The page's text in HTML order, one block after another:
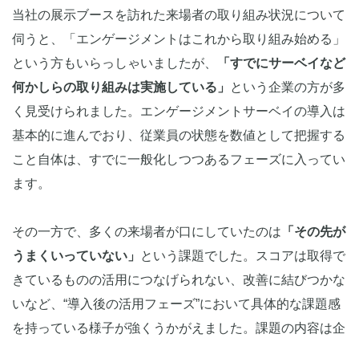
当社の提案に対する反応から見えたもの
HR EXPO 2026から見えた、これからのエンゲージメン
ト施策
次回イベントのご案内
当社の展示ブースを訪れた来場者の取り組み状況について
伺うと、「エンゲージメントはこれから取り組み始める」
という方もいらっしゃいましたが、
「すでにサーベイなど
何かしらの取り組みは実施している」
という企業の方が多
く見受けられました。エンゲージメントサーベイの導入は
基本的に進んでおり、従業員の状態を数値として把握する
こと自体は、すでに一般化しつつあるフェーズに入ってい
ます。
その一方で、多くの来場者が口にしていたのは 「その先が
うまくいっていない」
という課題でした。スコアは取得で
きているものの活用につなげられない、改善に結びつかな
いなど、“導入後の活用フェーズ”において具体的な課題感
を持っている様子が強くうかがえました。課題の内容は企